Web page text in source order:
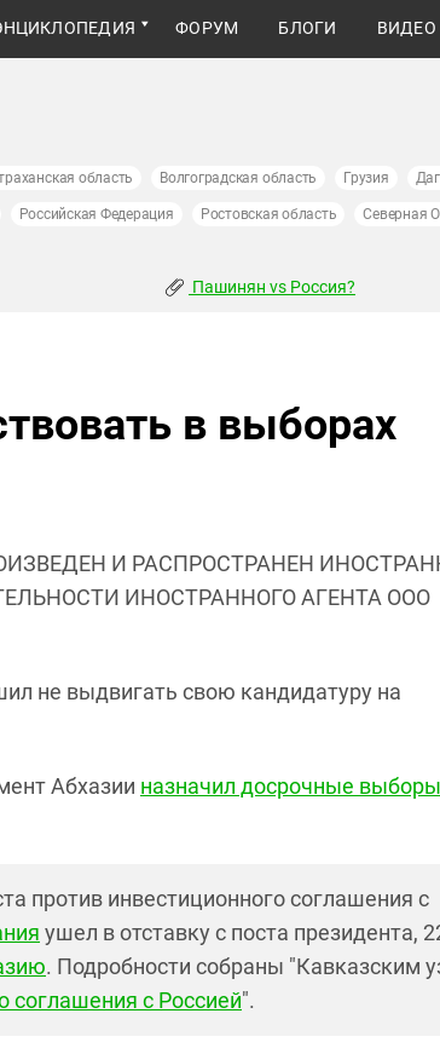
ФОРУМ БЛОГИ ВИДЕО
область Волгоградская область Грузия
Российская Федерация Ростовская область Северная
Пашинян vs Россия?
в выборах
И РАСПРОСТРАНЕН
ИНОСТРАННОГО АГЕНТА ООО
не выдвигать свою кандидатуру на
Абхазии назначил досрочные выборы
против инвестиционного соглашения с
ушел в отставку с поста президента,
. Подробности собраны "Кавказским
соглашения с Россией".